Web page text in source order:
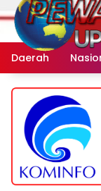
Langsung
ke
konten
Daerah